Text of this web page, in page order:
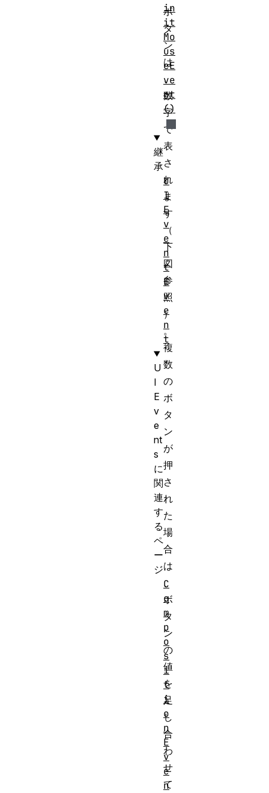
ボ
タ
ン
は
、
数
字
で
表
さ
れ
ま
す
（
下
図
参
照
）
。
複
数
の
ボ
タ
ン
が
押
さ
れ
た
場
合
は
、
ボ
タ
ン
の
値
を
足
し
合
わ
せ
て
in
it
Mo
us
eE
ve
nt
()
継
承
U
I
E
v
e
n
t
E
v
e
n
t
U
I
E
v
e
nt
s
に
関
連
す
る
ペ
ー
ジ
C
o
m
p
o
s
i
t
i
o
n
E
v
e
n